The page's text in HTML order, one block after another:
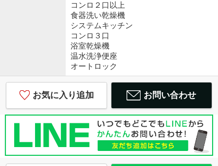
コンロ２口以上
食器洗い乾燥機
システムキッチン
コンロ３口
浴室乾燥機
温水洗浄便座
オートロック
お気に入り追加 お問い合わせ